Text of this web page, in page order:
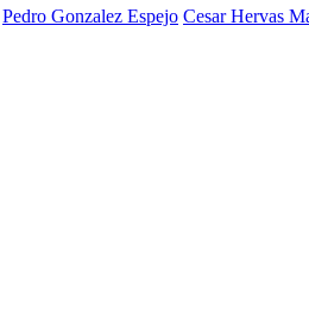
Pedro Gonzalez Espejo Cesar Hervas